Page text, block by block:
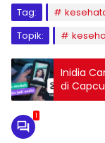
Tag:
Topik:
Inidia
di
1